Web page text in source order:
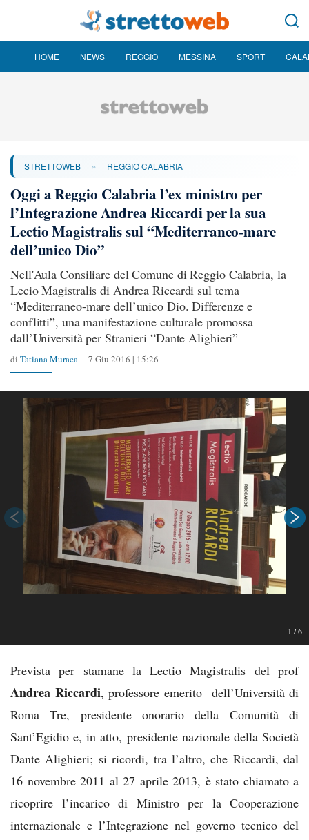
HOME NEWS REGGIO MESSINA SPORT
STRETTOWEB » REGGIO CALABRIA
Oggi a Reggio Calabria l’ex ministro per
l’Integrazione Andrea Riccardi per la sua
Lectio Magistralis sul “Mediterraneo-mare
dell’unico Dio”
Nell'Aula Consiliare del Comune di Reggio Calabria, la
Lecio Magistralis di Andrea Riccardi sul tema
“Mediterraneo-mare dell’unico Dio. Differenze e
conflitti”, una manifestazione culturale promossa
dall’Università per Stranieri “Dante Alighieri”
di Tatiana Muraca 7 Giu 2016 | 15:26
1 /6
Prevista per stamane la Lectio Magistralis del prof
Andrea Riccardi, professore emerito dell’Università di
Roma Tre, presidente onorario della Comunità di
Sant’Egidio e, in atto, presidente nazionale della Società
Dante Alighieri; si ricordi, tra l’altro, che Riccardi, dal
16 novembre 2011 al 27 aprile 2013, è stato chiamato a
ricoprire l’incarico di Ministro per la Cooperazione
internazionale e l’Integrazione nel governo tecnico del